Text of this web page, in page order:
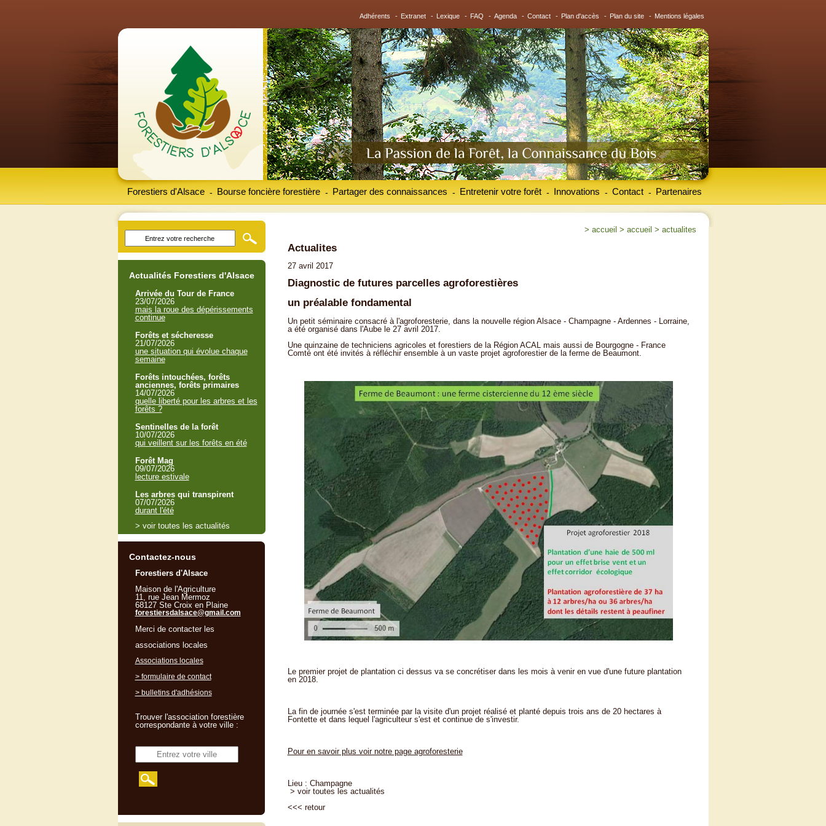
Adhérents - Extranet - Lexique - FAQ - Agenda - Contact - Plan d'accès - Plan du site - Mentions légales
Forestiers d'Alsace Bourse foncière forestière
- Partager des connaissances
- Entretenir votre forêt
- Innovations
- Contact
- Partenaires
-
> accueil > accueil > actualites
Actualites
27 avril 2017
Diagnostic de futures parcelles agroforestières
un préalable fondamental
Un petit séminaire consacré à l'agroforesterie, dans la nouvelle région Alsace - Champagne - Ardennes - Lorraine,
a été organisé dans l'Aube le 27 avril 2017.
Une quinzaine de techniciens agricoles et forestiers de la Région ACAL mais aussi de Bourgogne - France
Comté ont été invités à réfléchir ensemble à un vaste projet agroforestier de la ferme de Beaumont.
Le premier projet de plantation ci dessus va se concrétiser dans les mois à venir en vue d'une future plantation
en 2018.
La fin de journée s'est terminée par la visite d'un projet réalisé et planté depuis trois ans de 20 hectares à
Fontette et dans lequel l'agriculteur s'est et continue de s'investir.
Pour en savoir plus voir notre page agroforesterie
Lieu : Champagne
> voir toutes les actualités
<<< retour
Actualités Forestiers d'Alsace
Arrivée du Tour de France
23/07/2026
mais la roue des dépérissements
continue
Forêts et sécheresse
21/07/2026
une situation qui évolue chaque
semaine
Forêts intouchées, forêts
anciennes, forêts primaires
14/07/2026
quelle liberté pour les arbres et les
forêts ?
Sentinelles de la forêt
10/07/2026
qui veillent sur les forêts en été
Forêt Mag
09/07/2026
lecture estivale
Les arbres qui transpirent
07/07/2026
durant l'été
> voir toutes les actualités
Contactez-nous
Forestiers d'Alsace
Maison de l'Agriculture
11, rue Jean Mermoz
68127 Ste Croix en Plaine
forestiersdalsace@gmail.com
Merci de contacter les
associations locales
Associations locales
> formulaire de contact
> bulletins d'adhésions
Trouver l'association forestière
correspondante à votre ville :